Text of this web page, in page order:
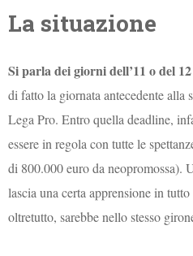
La situazione
Si parla dei giorni dell’11 o del
di fatto la giornata antecedente alla
Lega Pro. Entro quella deadline,
essere in regola con tutte le
di 800.000 euro da neopromossa).
lascia una certa apprensione in
oltretutto, sarebbe nello stesso